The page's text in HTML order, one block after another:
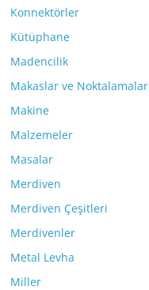
Konnektörler
Kütüphane
Madencilik
Makaslar ve Noktalamalar
Makine
Malzemeler
Masalar
Merdiven
Merdiven Çeşitleri
Merdivenler
Metal Levha
Miller